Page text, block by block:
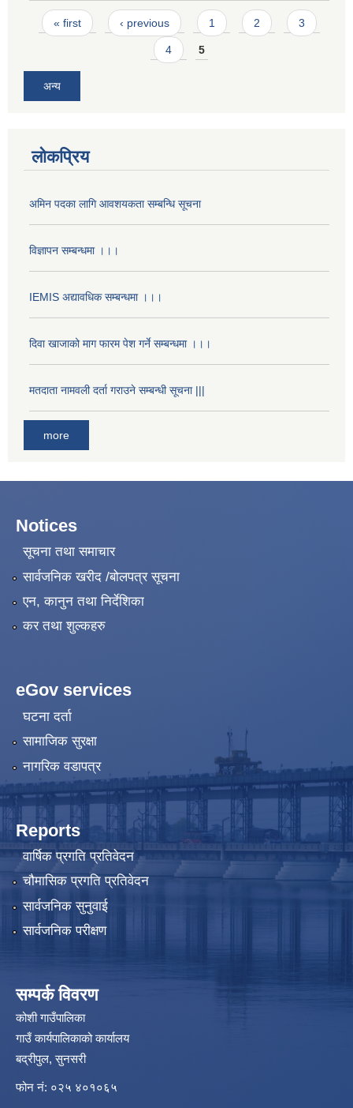
Pages
« first ‹ previous 1 2 3
4 5
अन्य
लोकप्रिय
अमिन पदका लागि आवशयकता सम्बन्धि सूचना
विज्ञापन सम्बन्धमा ।।।
IEMIS अद्यावधिक सम्बन्धमा ।।।
दिवा खाजाको माग फारम पेश गर्ने सम्बन्धमा ।।।
मतदाता नामवली दर्ता गराउने सम्बन्धी सूचना |||
more
Notices
सूचना तथा समाचार
सार्वजनिक खरीद /बोलपत्र सूचना
एन, कानुन तथा निर्देशिका
कर तथा शुल्कहरु
eGov services
घटना दर्ता
सामाजिक सुरक्षा
नागरिक वडापत्र
Reports
वार्षिक प्रगति प्रतिवेदन
चौमासिक प्रगति प्रतिवेदन
सार्वजनिक सुनुवाई
सार्वजनिक परीक्षण
सम्पर्क विवरण
कोशी गाउँपालिका
गाउँ कार्यपालिकाको कार्यालय
बद्रीपुल, सुनसरी
फोन नं: ०२५ ४०१०६५